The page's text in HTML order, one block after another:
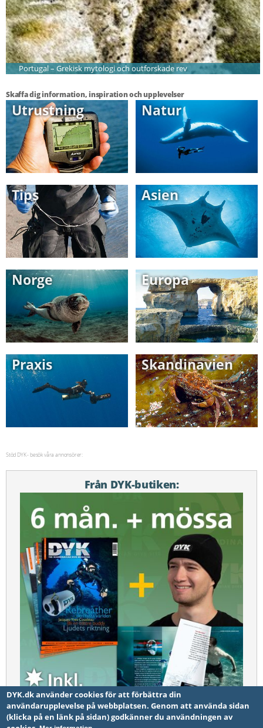
Portugal – Grekisk mytologi och outforskade rev
Skaffa dig information, inspiration och upplevelser
Utrustning Natur
Tips Asien
Norge Europa
Praxis Skandinavien
Stöd DYK - besök våra annonsörer:
Från DYK-butiken:
6 månader. + DYK mössan
DYK.dk använder cookies för att förbättra din
användarupplevelse på webbplatsen. Genom att använda sidan
(klicka på en länk på sidan) godkänner du användningen av